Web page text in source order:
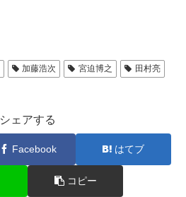
加藤浩次 宮迫博之
田村亮
シェアする
Facebook はてブ
コピー